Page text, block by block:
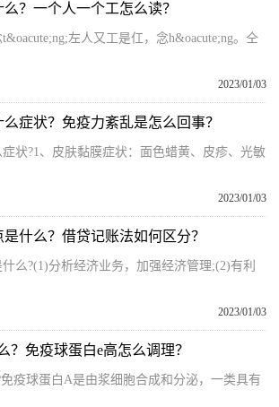
？一个人一个工怎么读？
左人又工是仜，念h&oacute;ng。仝
2023/01/03
症状？免疫力紊乱是怎么回事？
状?1、皮肤黏膜症状：面色蜡黄、皮疹、光敏
2023/01/03
什么？借贷记账法如何区分？
么?(1)分析经济业务，加强经济管理;(2)有利
2023/01/03
？免疫球蛋白e高怎么调理？
疫球蛋白A是由浆细胞合成和分泌，一类具有